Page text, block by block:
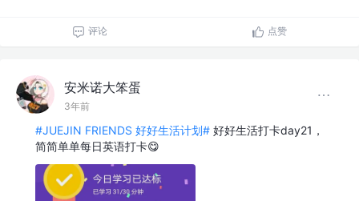
评论 点赞
安米诺大笨蛋
3年前
#JUEJIN FRIENDS 好好生活计划# 好好生活打卡day21，
简简单单每日英语打卡😋